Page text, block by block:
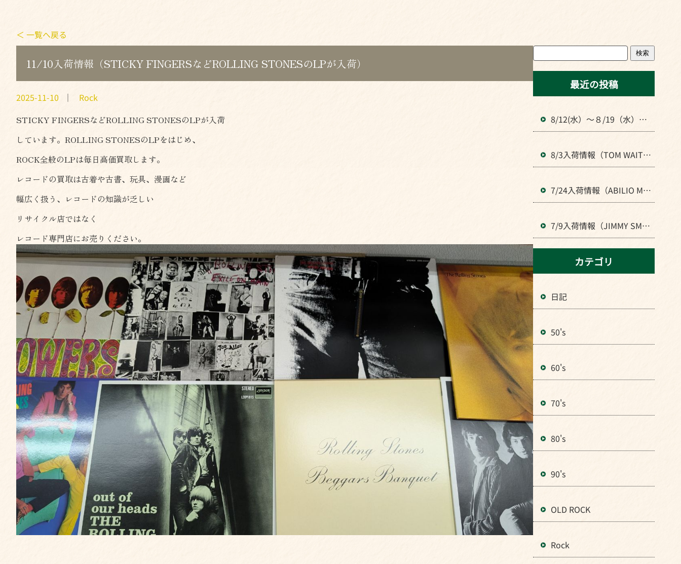
＜ 一覧へ戻る
11/10入荷情報（STICKY FINGERSなどROLLING STONESのLPが入荷）
2025-11-10 ｜
Rock
STICKY FINGERSなどROLLING STONESのLPが入荷
しています。ROLLING STONESのLPをはじめ、
ROCK全般のLPは毎日高価買取します。
レコードの買取は古着や古書、玩具、漫画など
幅広く扱う、レコードの知識が乏しい
リサイクル店ではなく
レコード専門店にお売りください。
検索
最近の投稿
8/12(水）～８/19（水）ま
で夏季休業します。よろし
8/3入荷情報（TOM WAIT
S、KRAFTWERKなどロック
7/24入荷情報（ABILIO MA
NOELなどBRAZIL音楽のLP
7/9入荷情報（JIMMY SMIT
H、MⅭCOY TYNERなどJAZ
Zの人気LPが入荷）
カテゴリ
日記
50's
60's
70's
80's
90's
OLD ROCK
Rock